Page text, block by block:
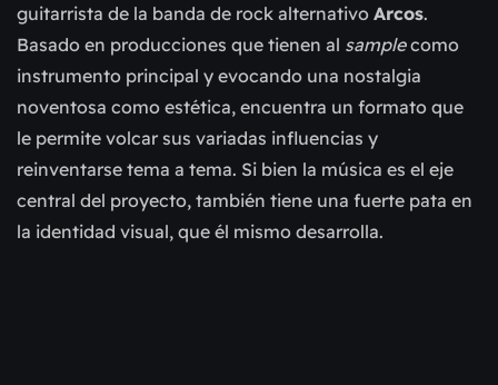
guitarrista de la banda de rock alternativo Arcos.
Basado en producciones que tienen al samplecomo
instrumento principal y evocando una nostalgia
noventosa como estética, encuentra un formato que
le permite volcar sus variadas influencias y
reinventarse tema a tema. Si bien la música es el eje
central del proyecto, también tiene una fuerte pata en
la identidad visual, que él mismo desarrolla.